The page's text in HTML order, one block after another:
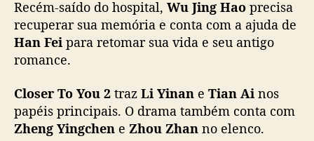
o
F
e
e
v
premiere#我的刺猬女孩2 #我的刺猬女孩之念念
不忘 pic.twitter.com/FiNcXQnpiI
— cdrama tweets (@dramapotatoe)
Recém-saído do hospital, Wu Jing Hao precisa
recuperar sua memória e conta com a ajuda de
Han Fei para retomar sua vida e seu antigo
romance.
Closer To You 2 traz Li Yinan e Tian Ai nos
papéis principais. O drama também conta com
Zheng Yingchen e Zhou Zhan no elenco.